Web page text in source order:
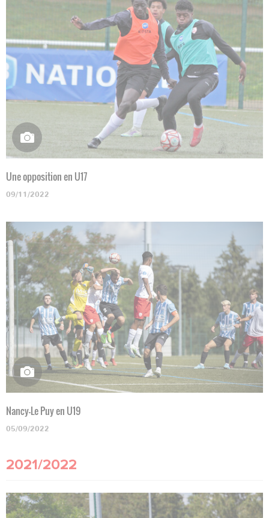
Une opposition en U17
09/11/2022
Nancy-Le Puy en U19
05/09/2022
2021/2022